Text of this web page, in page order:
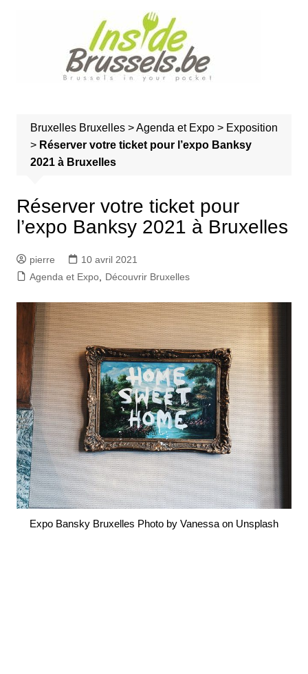
Bruxelles Bruxelles>Agenda et Expo> Exposition
> Réserver votre ticket pour l’expo Banksy
2021 à Bruxelles
Réserver votre ticket pour
l’expo Banksy 2021 à Bruxelles
pierre
10 avril 2021
Agenda et Expo, Découvrir Bruxelles
Expo Bansky Bruxelles Photo by Vanessa on Unsplash